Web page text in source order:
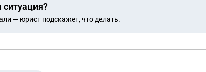
— юрист подскажет, что делать.